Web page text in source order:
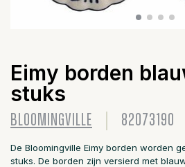
Eimy borden
stuks
BLOOMINGVILLE 82073190
De Bloomingville Eimy borden worden
stuks. De borden zijn versierd met